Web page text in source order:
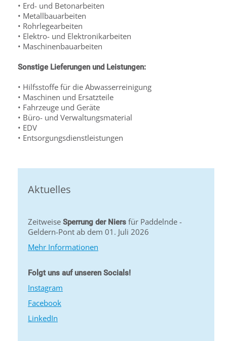
• Erd- und Betonarbeiten
• Metallbauarbeiten
• Rohrlegearbeiten
• Elektro- und Elektronikarbeiten
• Maschinenbauarbeiten
Sonstige Lieferungen und Leistungen:
• Hilfsstoffe für die Abwasserreinigung
• Maschinen und Ersatzteile
• Fahrzeuge und Geräte
• Büro- und Verwaltungsmaterial
• EDV
• Entsorgungsdienstleistungen
Aktuelles
Zeitweise Sperrung der Niers für Paddelnde -
Geldern-Pont ab dem 01. Juli 2026
Mehr Informationen
Folgt uns auf unseren Socials!
Instagram
Facebook
LinkedIn